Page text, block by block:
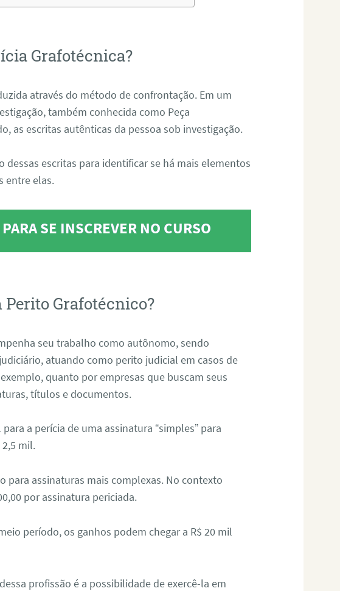
Grafotécnica?
através do método de confrontação. Em um
também conhecida como Peça
as escritas autênticas da pessoa sob investigação.
dessas escritas para identificar se há mais elementos
entre elas.
SE INSCREVER NO CURSO
Grafotécnico?
seu trabalho como autônomo, sendo
atuando como perito judicial em casos de
quanto por empresas que buscam seus
títulos e documentos.
a perícia de uma assinatura “simples” para
mil.
para assinaturas mais complexas. No contexto
por assinatura periciada.
período, os ganhos podem chegar a R$ 20 mil
profissão é a possibilidade de exercê-la em